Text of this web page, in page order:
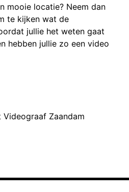
mooie locatie? Neem dan
te kijken wat de
jullie het weten gaat
hebben jullie zo een video
Videograaf Zaandam